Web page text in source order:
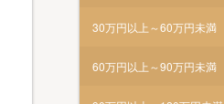
30万円以上～60万円未満
60万円以上～90万円未満